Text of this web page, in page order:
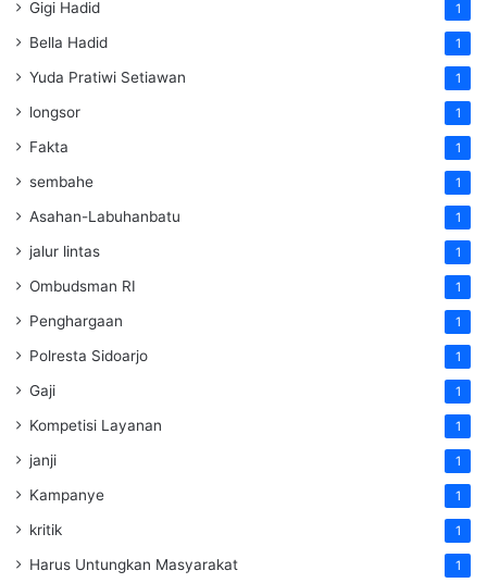
Gigi Hadid 1
Bella Hadid 1
Yuda Pratiwi Setiawan 1
longsor 1
Fakta 1
sembahe 1
Asahan-Labuhanbatu 1
jalur lintas 1
Ombudsman RI 1
Penghargaan 1
Polresta Sidoarjo 1
Gaji 1
Kompetisi Layanan 1
janji 1
Kampanye 1
kritik 1
Harus Untungkan Masyarakat 1